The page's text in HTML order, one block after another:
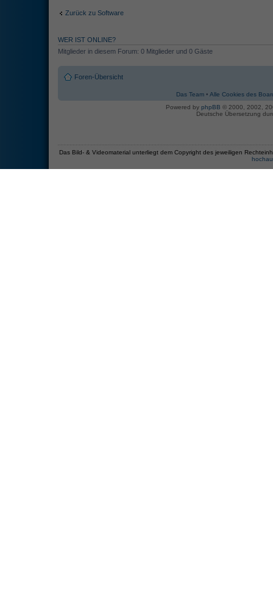
Zurück zu Software
WER IST ONLINE?
Mitglieder in diesem Forum: 0 Mitglieder und 0 Gäste
Foren-Übersicht
Das Team • Alle Cookies des
Powered by phpBB © 2000, 2002,
Deutsche Übersetzung
Das Bild- & Videomaterial unterliegt dem Copyright des jeweiligen